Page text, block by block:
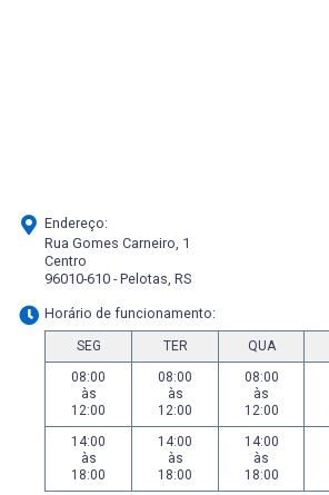
Endereço:
Rua Gomes Carneiro, 1
Centro
96010-610 - Pelotas, RS
Horário de funcionamento:
SEG TER QUA
08:00
às
12:00
08:00
às
12:00
08:00
às
12:00
14:00
às
18:00
14:00
às
18:00
14:00
às
18:00